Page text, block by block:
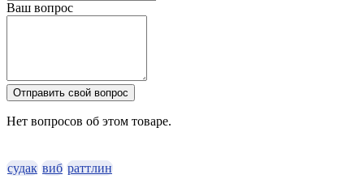
Ваш вопрос
Отправить свой вопрос
Нет вопросов об этом товаре.
судак виб раттлин